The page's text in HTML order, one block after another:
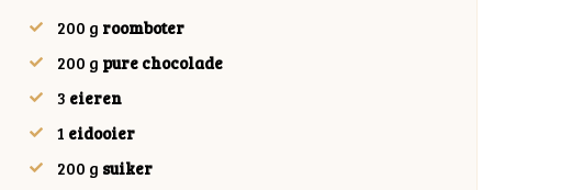
200 g roomboter
200 g pure chocolade
3 eieren
1 eidooier
200 g suiker